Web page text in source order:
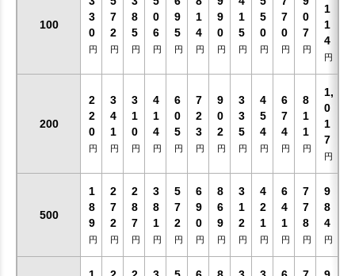
100
3
0
円
7
2
円
8
5
円
0
6
円
9
5
円
1
4
円
9
0
円
1
5
円
5
0
円
7
0
円
0
7
円
1
1
4
円
200
2
2
0
円
3
4
1
円
3
1
0
円
4
1
4
円
6
0
5
円
7
2
3
円
9
0
2
円
3
3
5
円
4
5
4
円
6
7
4
円
8
1
1
円
1,
0
1
7
円
500
1
8
9
円
2
7
2
円
2
8
7
円
3
8
1
円
5
7
2
円
6
9
0
円
8
6
9
円
3
1
2
円
4
2
1
円
6
4
1
円
7
7
8
円
9
8
4
円